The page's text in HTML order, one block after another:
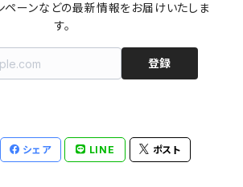
ペーンなどの最新情報をお届けいたしま
す。
登録
シェア LINE ポスト